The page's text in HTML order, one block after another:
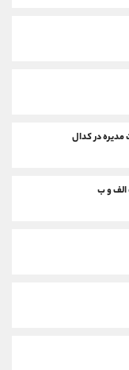
در کدال
الف و ب